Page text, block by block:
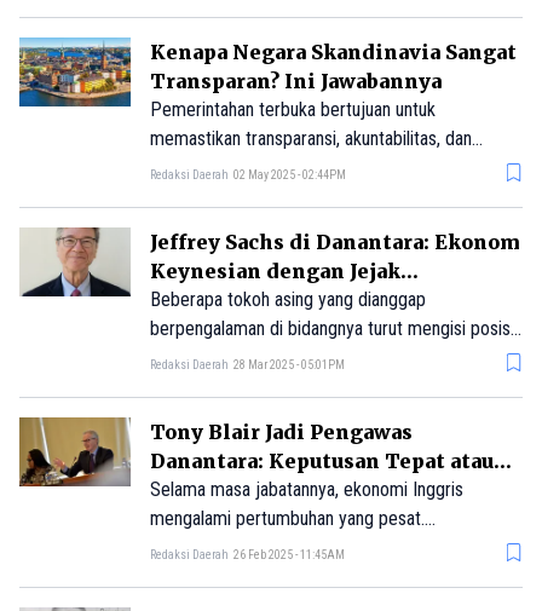
Kenapa Negara Skandinavia Sangat
Transparan? Ini Jawabannya
Pemerintahan terbuka bertujuan untuk
memastikan transparansi, akuntabilitas, dan
keterbukaan, serta mencakup isu-isu mendasar
semuanya merupakan aspek penting dalam
pemerintahan negara-negara Nordik.
Redaksi Daerah 02 May 2025 - 02:44PM
Jeffrey Sachs di Danantara: Ekonom
Keynesian dengan Jejak
Kontroversial
Beberapa tokoh asing yang dianggap
berpengalaman di bidangnya turut mengisi posisi
dalam Dewan Penasihat Danantara. Salah satunya
Redaksi Daerah 28 Mar 2025 - 05:01PM
Tony Blair Jadi Pengawas
Danantara: Keputusan Tepat atau
Penuh Kontroversi?
Selama masa jabatannya, ekonomi Inggris
mengalami pertumbuhan yang pesat.
Pemerintahannya membuat perbaikan besar
Redaksi Daerah 26 Feb 2025 - 11:45AM